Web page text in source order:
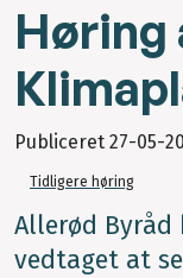
Publiceret 27-05-
Tidligere høring
Allerød Byråd
vedtaget at